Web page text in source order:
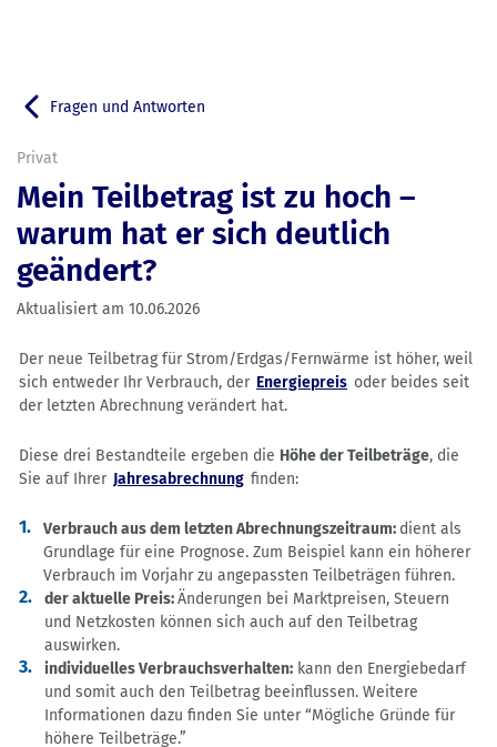
Zurück zu
Fragen und Antworten
Privat
Mein Teilbetrag ist zu hoch –
warum hat er sich deutlich
geändert?
Aktualisiert am 10.06.2026
Der neue Teilbetrag für Strom/Erdgas/Fernwärme ist höher, weil
sich entweder Ihr Verbrauch, der Energiepreis oder beides seit
der letzten Abrechnung verändert hat.
Diese drei Bestandteile ergeben die Höhe der Teilbeträge, die
Sie auf Ihrer Jahresabrechnung finden:
Verbrauch aus dem letzten Abrechnungszeitraum: dient als
Grundlage für eine Prognose. Zum Beispiel kann ein höherer
Verbrauch im Vorjahr zu angepassten Teilbeträgen führen.
der aktuelle Preis:Änderungen bei Marktpreisen, Steuern
und Netzkosten können sich auch auf den Teilbetrag
auswirken.
individuelles Verbrauchsverhalten: kann den Energiebedarf
und somit auch den Teilbetrag beeinflussen. Weitere
Informationen dazu finden Sie unter “Mögliche Gründe für
höhere Teilbeträge.”